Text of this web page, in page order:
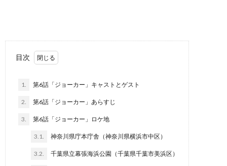
目次
1. 第6話「ジョーカー」キャストとゲスト
2. 第6話「ジョーカー」あらすじ
3. 第6話「ジョーカー」ロケ地
3.1. 神奈川県庁本庁舎（神奈川県横浜市中区）
3.2. 千葉県立幕張海浜公園（千葉県千葉市美浜区）